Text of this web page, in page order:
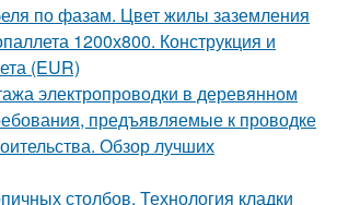
по фазам. Цвет жилы заземления
1200х800. Конструкция и
(EUR)
электропроводки в деревянном
предъявляемые к проводке
Обзор лучших
столбов. Технология кладки